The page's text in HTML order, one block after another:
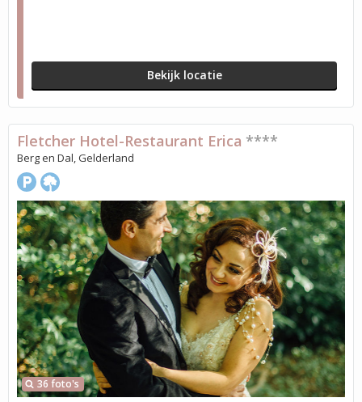
Bekijk locatie
36 foto's
Fletcher Hotel-Restaurant Erica ****
Berg en Dal, Gelderland